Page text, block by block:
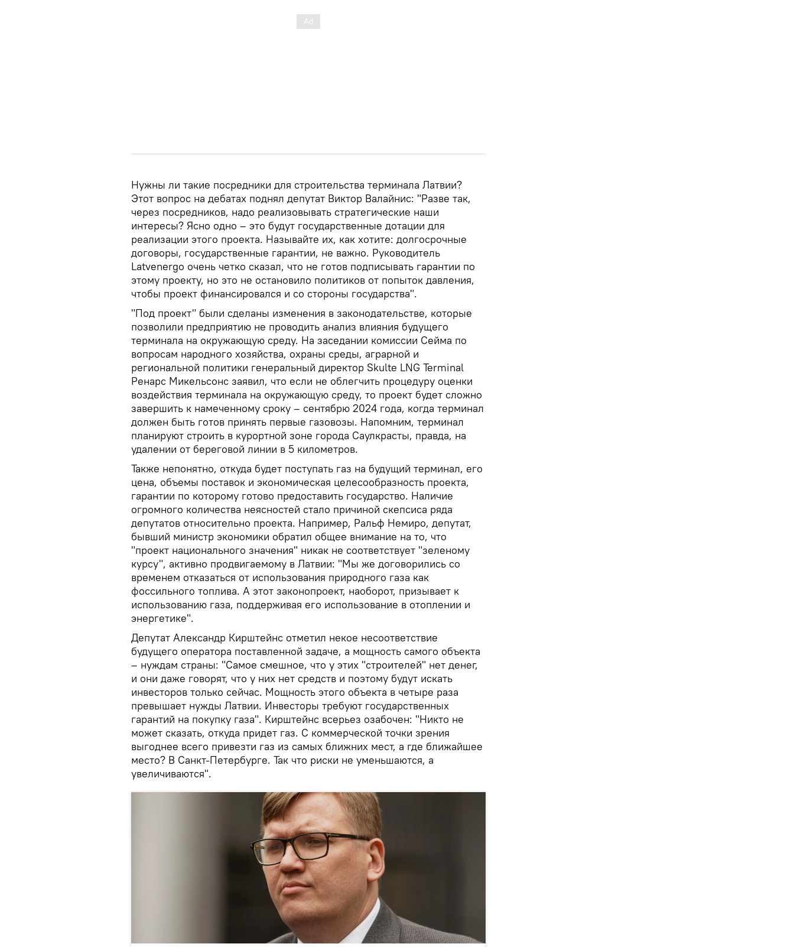
Нужны ли такие посредники для строительства терминала Латвии?
Этот вопрос на дебатах поднял депутат Виктор Валайнис: "Разве так,
через посредников, надо реализовывать стратегические наши
интересы? Ясно одно – это будут государственные дотации для
реализации этого проекта. Называйте их, как хотите: долгосрочные
договоры, государственные гарантии, не важно. Руководитель
Latvenergo очень четко сказал, что не готов подписывать гарантии по
этому проекту, но это не остановило политиков от попыток давления,
чтобы проект финансировался и со стороны государства".
"Под проект" были сделаны изменения в законодательстве, которые
позволили предприятию не проводить анализ влияния будущего
терминала на окружающую среду. На заседании комиссии Сейма по
вопросам народного хозяйства, охраны среды, аграрной и
региональной политики генеральный директор Skulte LNG Terminal
Ренарс Микельсонс заявил, что если не облегчить процедуру оценки
воздействия терминала на окружающую среду, то проект будет сложно
завершить к намеченному сроку – сентябрю 2024 года, когда терминал
должен быть готов принять первые газовозы. Напомним, терминал
планируют строить в курортной зоне города Саулкрасты, правда, на
удалении от береговой линии в 5 километров.
Также непонятно, откуда будет поступать газ на будущий терминал, его
цена, объемы поставок и экономическая целесообразность проекта,
гарантии по которому готово предоставить государство. Наличие
огромного количества неясностей стало причиной скепсиса ряда
депутатов относительно проекта. Например, Ральф Немиро, депутат,
бывший министр экономики обратил общее внимание на то, что
"проект национального значения" никак не соответствует "зеленому
курсу", активно продвигаемому в Латвии: "Мы же договорились со
временем отказаться от использования природного газа как
фоссильного топлива. А этот законопроект, наоборот, призывает к
использованию газа, поддерживая его использование в отоплении и
энергетике".
Депутат Александр Кирштейнс отметил некое несоответствие
будущего оператора поставленной задаче, а мощность самого объекта
– нуждам страны: "Самое смешное, что у этих "строителей" нет денег,
и они даже говорят, что у них нет средств и поэтому будут искать
инвесторов только сейчас. Мощность этого объекта в четыре раза
превышает нужды Латвии. Инвесторы требуют государственных
гарантий на покупку газа". Кирштейнс всерьез озабочен: "Никто не
может сказать, откуда придет газ. С коммерческой точки зрения
выгоднее всего привезти газ из самых ближних мест, а где ближайшее
место? В Санкт-Петербурге. Так что риски не уменьшаются, а
увеличиваются".